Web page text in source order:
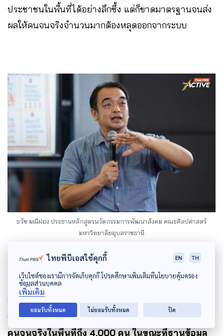
ประชาชนในพื้นที่ได้อย่างลึกซึ้ง แต่ก็ขาดมาตรฐานจนส่ง
ผลให้คนจนจริงจำนวนมากต้องหลุดออกจากระบบ
ธวัช มณีผ่อง ประธานหลักสูตรนวัตกรรมการพัฒนาสังคม คณะศิลปศาสตร์
มหาวิทยาลัยอุบลราชธานี
อีกทั้งการอ้างอิงข้อมูลจาก TP MAP ซึ่งเป็นฐานข้อมูล
ขนาดใหญ่ (Big Data) ของรัฐบาล ก็ยังมีข้อจำกัด โดยยก
กรณีศึกษา จากการลงพื้นที่ในจ.อำนาจเจริญพบว่า
คนจนจริงในพื้นที่ถึง 4,000 คน ในขณะที่ฐานข้อมูล
ไทยพีบีเอสใช้คุกกี้ EN TH
เว็บไซต์ของเรามีการจัดเก็บคุกกี้ โปรดศึกษาเพิ่มเติมที่นโยบายคุ้มครอง
ข้อมูลส่วนบุคคล
เพิ่มเติม
ยอมรับทั้งหมด ไม่ยอมรับทั้งหมด ปิด